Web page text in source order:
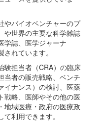
やバイオベンチャーのプ
や世界の主要な科学雑誌
学誌、医学ジャーナ
れています。
験担当者（CRA）の臨床
当者の販売戦略、ベンチ
イナンス）の検討、医薬
戦略、医師やその他の医
地域医療・政府の医療政
利用できます。